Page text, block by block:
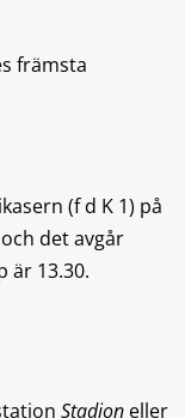
främsta
(f d K 1) på
det avgår
är 13.30.
Stadion eller